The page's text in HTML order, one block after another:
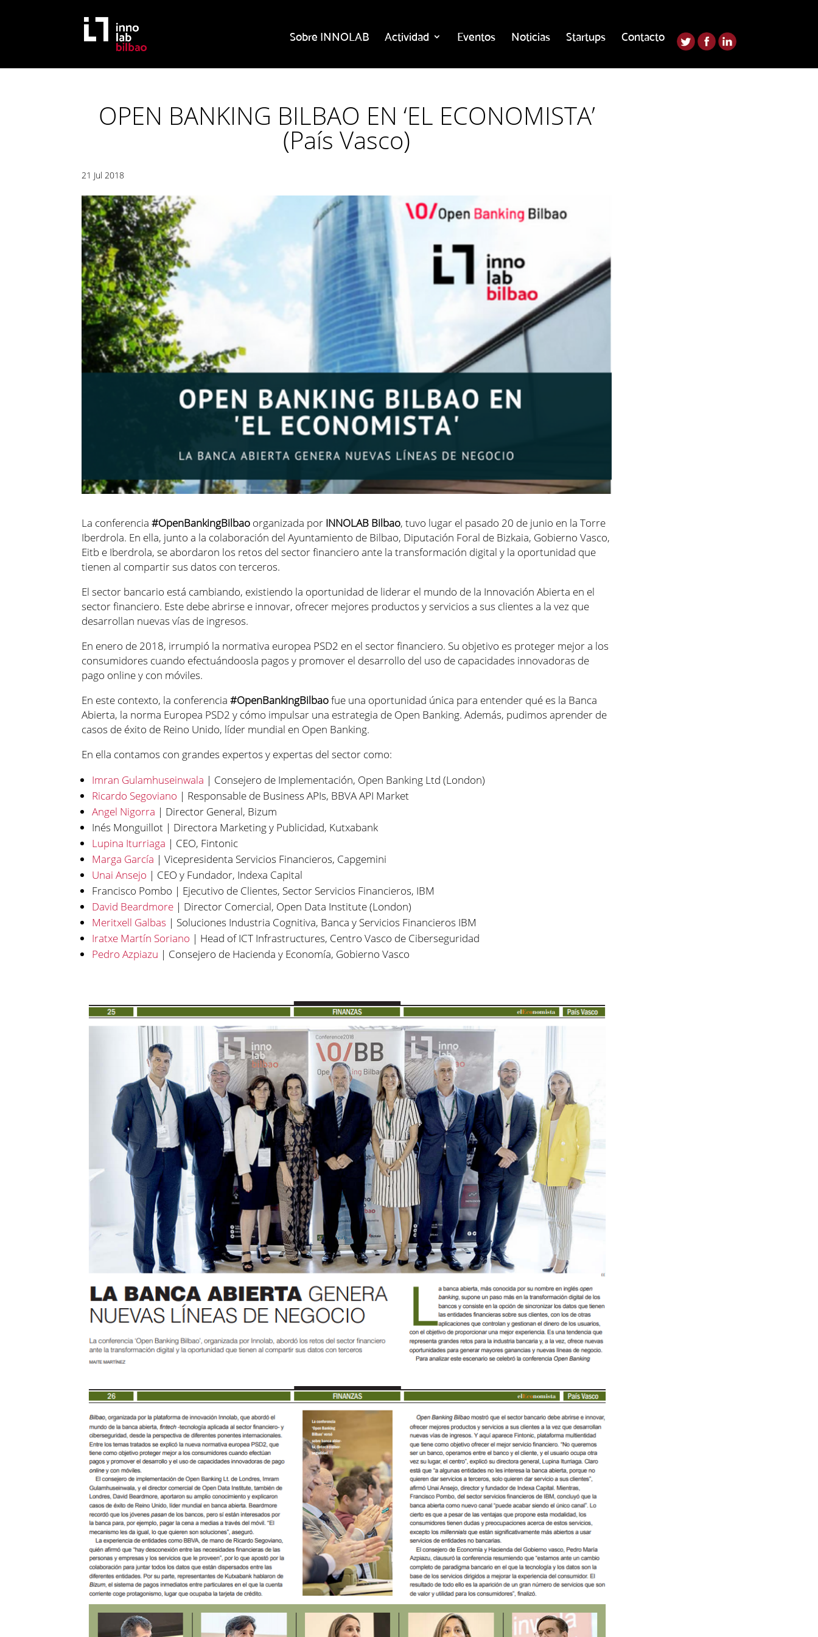
Sobre INNOLAB Actividad Eventos Noticias Startups Contacto
OPEN BANKING BILBAO EN ‘EL ECONOMISTA’
(País Vasco)
21 Jul 2018
La conferencia#OpenBankingBilbao organizada por INNOLAB Bilbao, tuvo lugar el pasado 20 de junio en la Torre
Iberdrola. En ella, junto a la colaboración del Ayuntamiento de Bilbao, Diputación Foral de Bizkaia, Gobierno Vasco,
Eitb e Iberdrola, se abordaron los retos del sector financiero ante la transformación digital y la oportunidad que
tienen al compartir sus datos con terceros.
El sector bancario está cambiando, existiendo la oportunidad de liderar el mundo de la Innovación Abierta en el
sector financiero. Este debe abrirse e innovar, ofrecer mejores productos y servicios a sus clientes a la vez que
desarrollan nuevas vías de ingresos.
En enero de 2018, irrumpió la normativa europea PSD2 en el sector financiero. Su objetivo es proteger mejor a los
consumidores cuando efectuándoosla pagos y promover el desarrollo del uso de capacidades innovadoras de
pago online y con móviles.
En este contexto, la conferencia #OpenBankingBilbaofue una oportunidad única para entender qué es la Banca
Abierta, la norma Europea PSD2 y cómo impulsar una estrategia de Open Banking. Además, pudimos aprender de
casos de éxito de Reino Unido, líder mundial en Open Banking.
En ella contamos con grandes expertos y expertas del sector como:
Imran Gulamhuseinwala | Consejero de Implementación, Open Banking Ltd (London)
Ricardo Segoviano | Responsable de Business APIs, BBVA API Market
Angel Nigorra | Director General, Bizum
Inés Monguillot | Directora Marketing y Publicidad, Kutxabank
Lupina Iturriaga | CEO, Fintonic
Marga García | Vicepresidenta Servicios Financieros, Capgemini
Unai Ansejo | CEO y Fundador, Indexa Capital
Francisco Pombo | Ejecutivo de Clientes, Sector Servicios Financieros, IBM
David Beardmore | Director Comercial, Open Data Institute (London)
Meritxell Galbas | Soluciones Industria Cognitiva, Banca y Servicios Financieros IBM
Iratxe Martín Soriano | Head of ICT Infrastructures, Centro Vasco de Ciberseguridad
Pedro Azpiazu | Consejero de Hacienda y Economía, Gobierno Vasco